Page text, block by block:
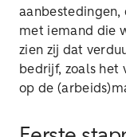
aanbestedingen,
met iemand die
zien zij dat
bedrijf, zoals het
op de